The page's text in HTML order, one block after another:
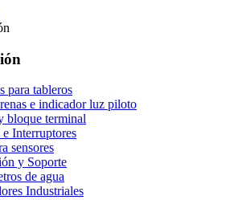
para tableros
e indicador luz piloto
bloque terminal
Interruptores
sensores
y Soporte
de agua
Industriales